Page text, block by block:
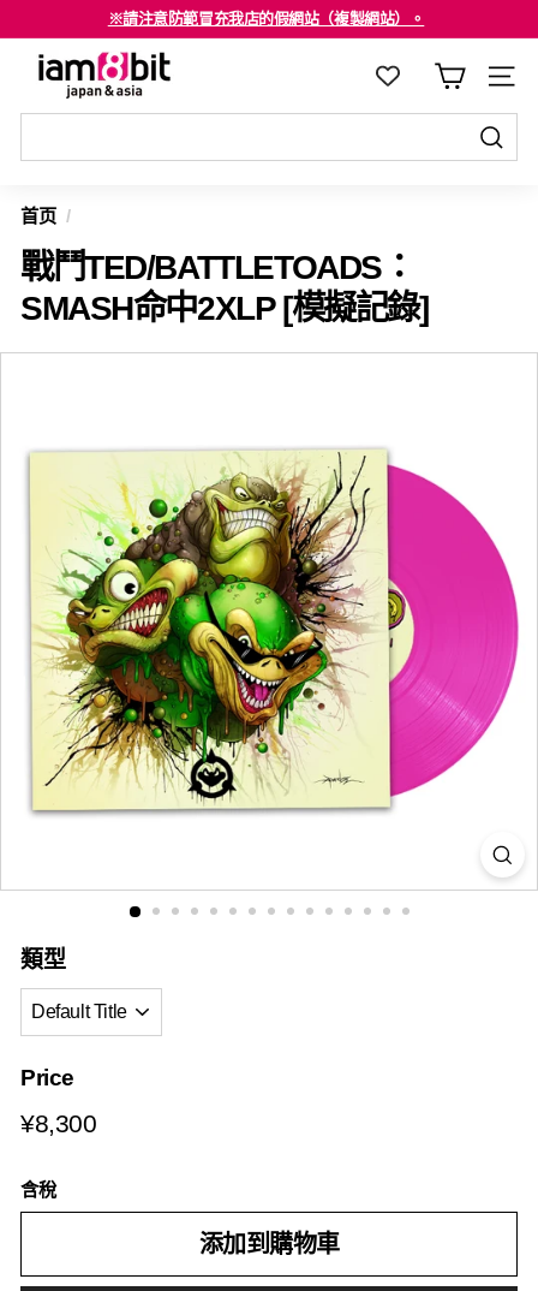
至
幻
※請注意防範冒充我店的假網站（複製網站）。
海外客戶請注意確認。
8
b
i
t
j
送
发
首页 /
戰鬥TED/BATTLETOADS：
SMASH命中2XLP [模擬記錄]
類型
Price
¥8,300¥8,300
含稅
添加到購物車